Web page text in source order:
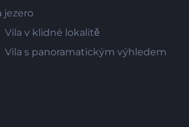
jezero
Vila v klidné lokalitě
Vila s panoramatickým výhledem